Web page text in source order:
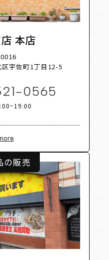
本店
宇佐町1丁目12-5
0565
の販売